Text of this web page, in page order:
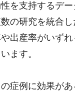
を支持するデー
の研究を統合
出産率がいず
ます。
症例に効果があ